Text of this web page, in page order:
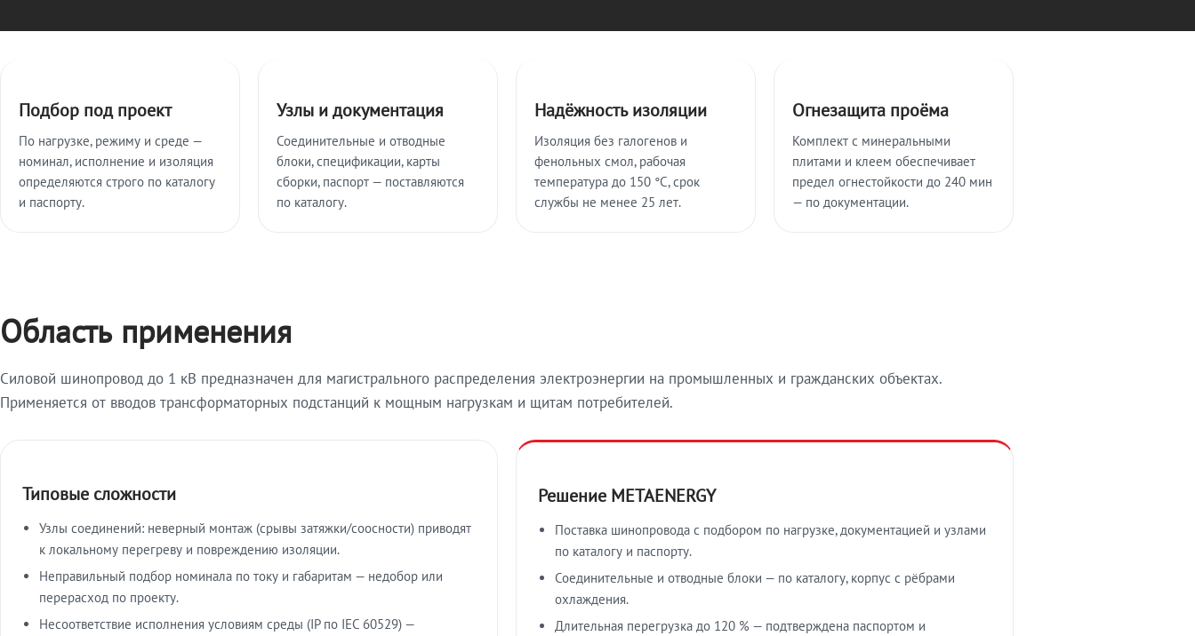
Подбор под проект
По нагрузке, режиму и среде —
номинал, исполнение и изоляция
определяются строго по каталогу
и паспорту.
Узлы и документация
Соединительные и отводные
блоки, спецификации, карты
сборки, паспорт — поставляются
по каталогу.
Надёжность изоляции
Изоляция без галогенов и
фенольных смол, рабочая
температура до 150 °C, срок
службы не менее 25 лет.
Огнезащита проёма
Комплект с минеральными
плитами и клеем обеспечивает
предел огнестойкости до 240 мин
— по документации.
Область применения
Силовой шинопровод до 1 кВ предназначен для магистрального распределения электроэнергии на промышленных и гражданских объектах.
Применяется от вводов трансформаторных подстанций к мощным нагрузкам и щитам потребителей.
Типовые сложности
Узлы соединений: неверный монтаж (срывы затяжки/соосности) приводят
к локальному перегреву и повреждению изоляции.
Неправильный подбор номинала по току и габаритам — недобор или
перерасход по проекту.
Несоответствие исполнения условиям среды (IP по IEC 60529) —
Решение METAENERGY
Поставка шинопровода с подбором по нагрузке, документацией и узлами
по каталогу и паспорту.
Соединительные и отводные блоки — по каталогу, корпус с рёбрами
охлаждения.
Длительная перегрузка до 120 % — подтверждена паспортом и